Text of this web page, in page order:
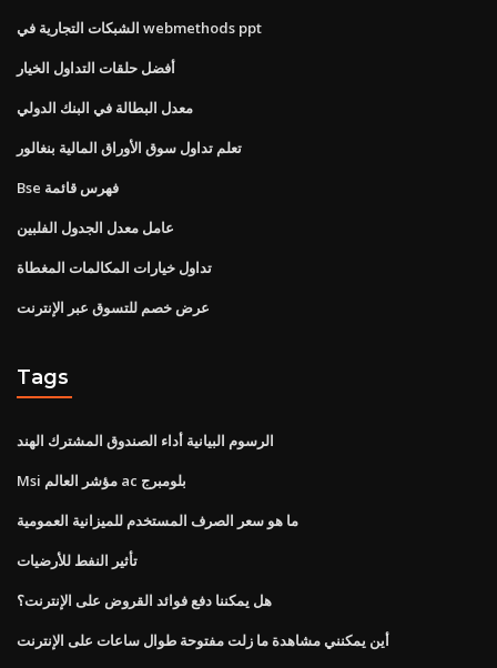
الشبكات التجارية في webmethods ppt
أفضل حلقات التداول الخيار
معدل البطالة في البنك الدولي
تعلم تداول سوق الأوراق المالية بنغالور
Bse فهرس قائمة
عامل معدل الجدول الفلبين
تداول خيارات المكالمات المغطاة
عرض خصم للتسوق عبر الإنترنت
Tags
الرسوم البيانية أداء الصندوق المشترك الهند
Msi مؤشر العالم ac بلومبرج
ما هو سعر الصرف المستخدم للميزانية العمومية
تأثير النفط للأرضيات
هل يمكننا دفع فوائد القروض على الإنترنت؟
أين يمكنني مشاهدة ما زلت مفتوحة طوال ساعات على الإنترنت